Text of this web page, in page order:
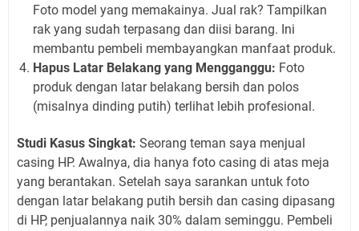
Foto model yang memakainya. Jual rak? Tampilkan
rak yang sudah terpasang dan diisi barang. Ini
membantu pembeli membayangkan manfaat produk.
Hapus Latar Belakang yang Mengganggu: Foto
produk dengan latar belakang bersih dan polos
(misalnya dinding putih) terlihat lebih profesional.
Studi Kasus Singkat: Seorang teman saya menjual
casing HP. Awalnya, dia hanya foto casing di atas meja
yang berantakan. Setelah saya sarankan untuk foto
dengan latar belakang putih bersih dan casing dipasang
di HP, penjualannya naik 30% dalam seminggu. Pembeli